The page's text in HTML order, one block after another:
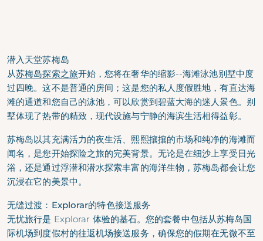
潜入天堂苏梅岛
从苏梅岛探索之旅开始，您将在奢华的缩影--海滩泳池别墅中度
过四晚。这不是普通的房间；这是您的私人度假胜地，有直达海
滩的通道和您自己的泳池，可以欣赏到碧蓝大海的迷人景色。别
墅体现了热带的精致，现代设施与宁静的海滨生活相得益彰。
苏梅岛以其充满活力的夜生活、熙熙攘攘的市场和纯净的海滩而
闻名，是您开始探险之旅的完美背景。无论是在细沙上享受日光
浴，还是通过浮潜和潜水探索丰富的海洋生物，苏梅岛都会让您
沉浸在它的美景中。
无缝过渡：Explorar的特色接送服务
无忧旅行是 Explorar 体验的基石。您的套餐中包括从苏梅岛国
际机场到度假村的往返机场接送服务，确保您的假期在无微不至